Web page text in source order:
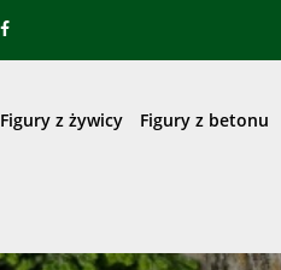
Figury z żywicy Figury z betonu